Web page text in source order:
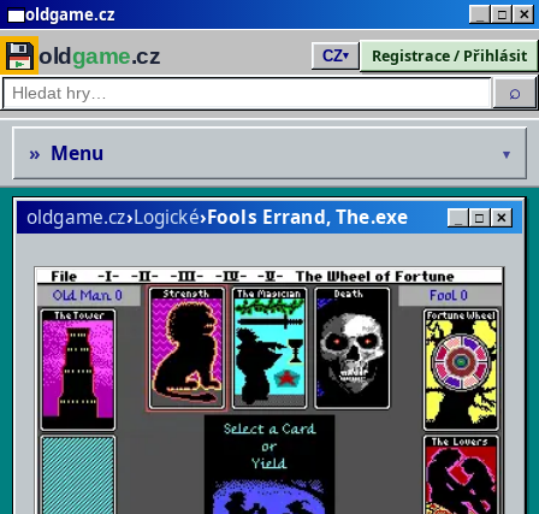
oldgame.cz □ ✕
oldgame.cz
⌕
CZ▾ Registrace / Přihlásit
» Menu ▾
oldgame.cz›Logické›Fools Errand, The □ ✕